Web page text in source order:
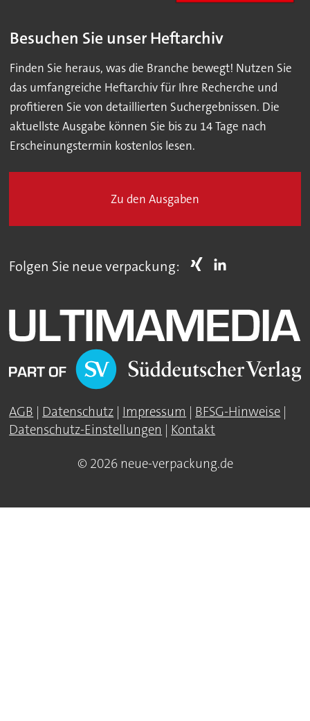
Besuchen Sie unser Heftarchiv
Finden Sie heraus, was die Branche bewegt! Nutzen Sie
das umfangreiche Heftarchiv für Ihre Recherche und
profitieren Sie von detaillierten Suchergebnissen. Die
aktuellste Ausgabe können Sie bis zu 14 Tage nach
Erscheinungstermin kostenlos lesen.
Zu den Ausgaben
Folgen Sie neue verpackung:
AGB | Datenschutz | Impressum | BFSG-Hinweise |
Datenschutz-Einstellungen | Kontakt
© 2026 neue-verpackung.de